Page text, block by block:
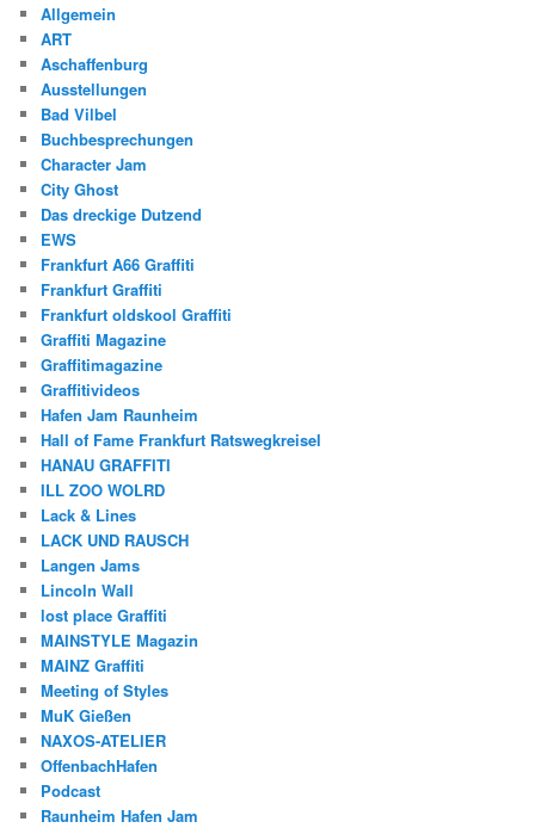
Allgemein
ART
Aschaffenburg
Ausstellungen
Bad Vilbel
Buchbesprechungen
Character Jam
City Ghost
Das dreckige Dutzend
EWS
Frankfurt A66 Graffiti
Frankfurt Graffiti
Frankfurt oldskool Graffiti
Graffiti Magazine
Graffitimagazine
Graffitivideos
Hafen Jam Raunheim
Hall of Fame Frankfurt Ratswegkreisel
HANAU GRAFFITI
ILL ZOO WOLRD
Lack & Lines
LACK UND RAUSCH
Langen Jams
Lincoln Wall
lost place Graffiti
MAINSTYLE Magazin
MAINZ Graffiti
Meeting of Styles
MuK Gießen
NAXOS-ATELIER
OffenbachHafen
Podcast
Raunheim Hafen Jam